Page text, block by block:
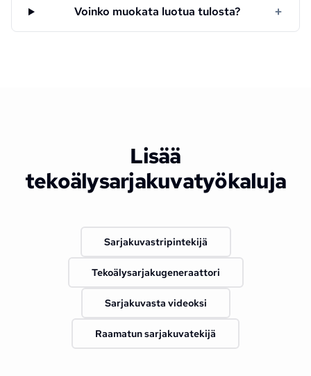
Voinko muokata luotua tulosta? +
Lisää
tekoälysarjakuvatyökaluja
Sarjakuvastripintekijä
Tekoälysarjakugeneraattori
Sarjakuvasta videoksi
Raamatun sarjakuvatekijä